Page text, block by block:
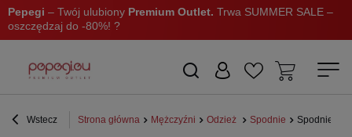
Pepegi – Twój ulubiony Premium Outlet. Trwa SUMMER SALE –
oszczędzaj do -80%! ?
Wstecz Strona główna Mężczyźni Odzież Spodnie Spodnie